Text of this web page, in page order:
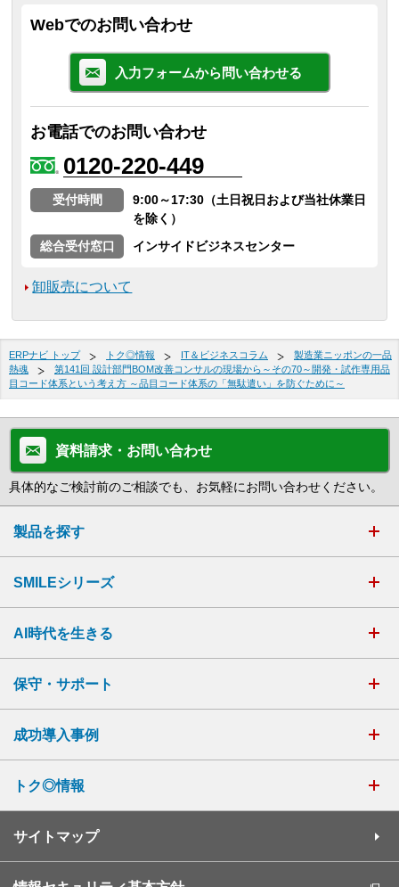
Webでのお問い合わせ
入力フォームから問い合わせる
お電話でのお問い合わせ
0120-220-449
受付時間
9:00～17:30（土日祝日および当社休業日
を除く）
総合受付窓口
インサイドビジネスセンター
卸販売について
ERPナビ トップ トク◎情報 IT＆ビジネスコラム
製造業ニッポンの一品
熱魂
第141回 設計部門BOM改善コンサルの現場から～その70～開発・試作専用品
目コード体系という考え方 ～品目コード体系の「無駄遣い」を防ぐために～
資料請求・お問い合わせ
具体的なご検討前のご相談でも、お気軽にお問い合わせください。
製品を探す
SMILEシリーズ
AI時代を生きる
保守・サポート
成功導入事例
トク◎情報
サイトマップ